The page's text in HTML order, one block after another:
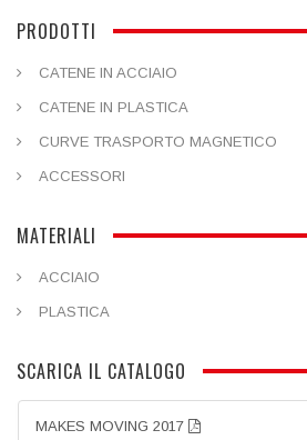
PRODOTTI
CATENE IN ACCIAIO
CATENE IN PLASTICA
CURVE TRASPORTO MAGNETICO
ACCESSORI
MATERIALI
ACCIAIO
PLASTICA
SCARICA IL CATALOGO
MAKES MOVING 2017